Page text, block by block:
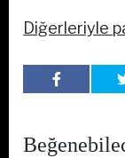
Diğerleriyle